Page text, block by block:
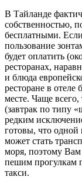
В Тайланде
собственностью,
бесплатными.
пользование
будет оплатить
ресторанах,
и блюда
ресторане в
месте. Чаще
(завтрак по типу
редким
готовы, что одной
может стать
моря, поэтому
пешим прогулкам
такси.